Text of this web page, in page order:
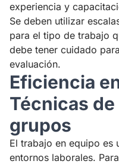
experiencia y
Se deben utilizar
para el tipo de trabajo
debe tener cuidado
evaluación.
Eficiencia
Técnicas
grupos
El trabajo en equipo es
entornos laborales.